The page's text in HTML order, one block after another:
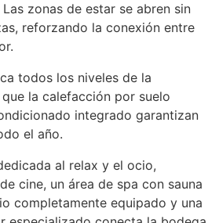
zonas de estar se abren sin
reforzando la conexión entre
todos los niveles de la
la calefacción por suelo
integrado garantizan
el año.
al relax y el ocio,
cine, un área de spa con sauna
completamente equipado y una